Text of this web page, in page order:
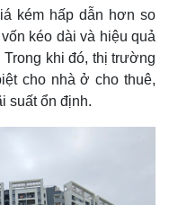
kém hấp dẫn hơn so
kéo dài và hiệu quả
khi đó, thị trường
cho nhà ở cho thuê,
suất ổn định.